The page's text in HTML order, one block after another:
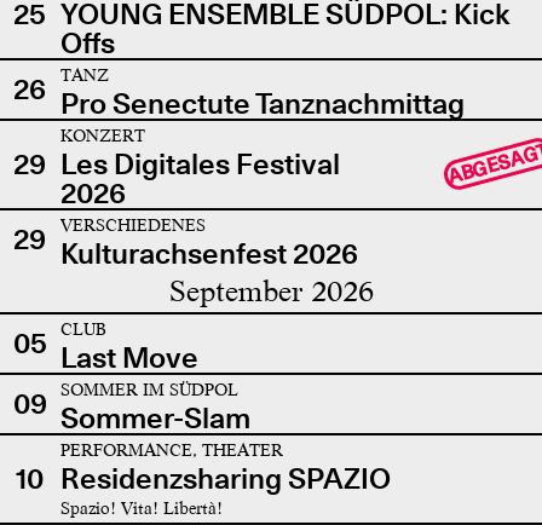
25 YOUNG ENSEMBLE SÜDPOL: Kick
Offs
26
TANZ
Pro Senectute Tanznachmittag
29
KONZERT
Les Digitales Festival
2026
29 VERSCHIEDENES
Kulturachsenfest 2026
September 2026
05 CLUB
Last Move
09
SOMMER IM SÜDPOL
Sommer-Slam
10
PERFORMANCE, THEATER
Residenzsharing SPAZIO
Spazio! Vita! Libertà!